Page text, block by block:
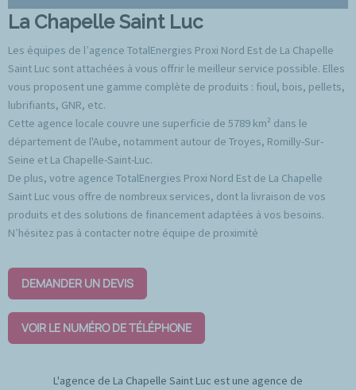
La Chapelle Saint Luc
Les équipes de l’agence TotalEnergies Proxi Nord Est de La Chapelle
Saint Luc sont attachées à vous offrir le meilleur service possible. Elles
vous proposent une gamme complète de produits : fioul, bois, pellets,
lubrifiants, GNR, etc.
Cette agence locale couvre une superficie de 5789 km² dans le
département de l'Aube, notamment autour de Troyes, Romilly-Sur-
Seine et La Chapelle-Saint-Luc.
De plus, votre agence TotalEnergies Proxi Nord Est de La Chapelle
Saint Luc vous offre de nombreux services, dont la livraison de vos
produits et des solutions de financement adaptées à vos besoins.
N’hésitez pas à contacter notre équipe de proximité
DEMANDER UN DEVIS
VOIR LE NUMÉRO DE TÉLÉPHONE
L'agence de La Chapelle Saint Luc est une agence de